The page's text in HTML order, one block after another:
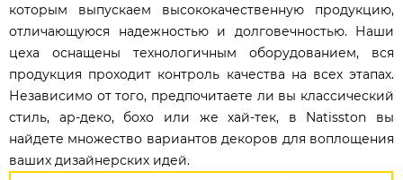
которым выпускаем высококачественную продукцию,
отличающуюся надежностью и долговечностью. Наши
цеха оснащены технологичным оборудованием, вся
продукция проходит контроль качества на всех этапах.
Независимо от того, предпочитаете ли вы классический
стиль, ар-деко, бохо или же хай-тек, в Natisston вы
найдете множество вариантов декоров для воплощения
ваших дизайнерских идей.